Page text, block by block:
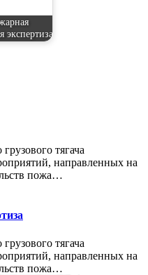
экспертиза
тягача
направленных на
пожа…
тягача
направленных на
пожа…